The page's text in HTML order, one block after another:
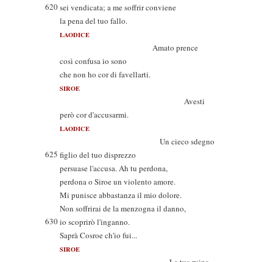
620sei vendicata; a me soffrir conviene
la pena del tuo fallo.
LAODICE
Amato prence
così confusa io sono
che non ho cor di favellarti.
SIROE
Avesti
però cor d'accusarmi.
LAODICE
Un cieco sdegno
625 figlio del tuo disprezzo
persuase l'accusa. Ah tu perdona,
perdona o Siroe un violento amore.
Mi punisce abbastanza il mio dolore.
Non soffrirai de la menzogna il danno,
630io scoprirò l'inganno.
Saprà Cosroe ch'io fui...
SIROE